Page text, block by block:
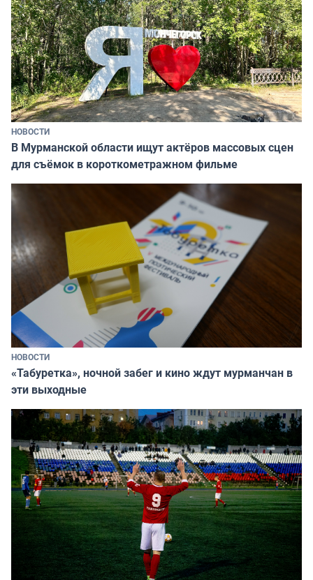
НОВОСТИ
В Мурманской области ищут актёров массовых сцен
для съёмок в короткометражном фильме
НОВОСТИ
«Табуретка», ночной забег и кино ждут мурманчан в
эти выходные